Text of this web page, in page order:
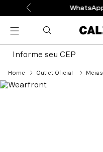
Informe seu CEP
Outlet Oficial